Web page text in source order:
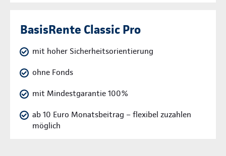
BasisRente Classic Pro
mit hoher Sicherheitsorientierung
ohne Fonds
mit Mindestgarantie 100%
ab 10 Euro Monatsbeitrag – flexibel zuzahlen
möglich